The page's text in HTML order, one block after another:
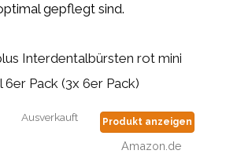
gepflegt sind.
Interdentalbürsten rot mini
6er Pack (3x 6er Pack)
Ausverkauft Produkt anzeigen
Amazon.de